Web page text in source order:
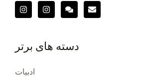
دسته های برتر
ادبیات